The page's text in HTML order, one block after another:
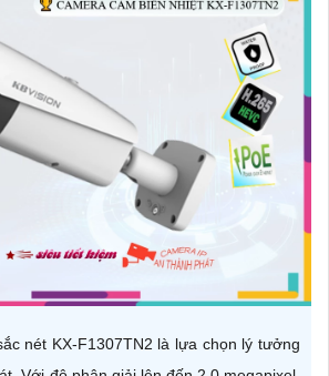
nét KX-F1307TN2 là lựa chọn lý tưởng